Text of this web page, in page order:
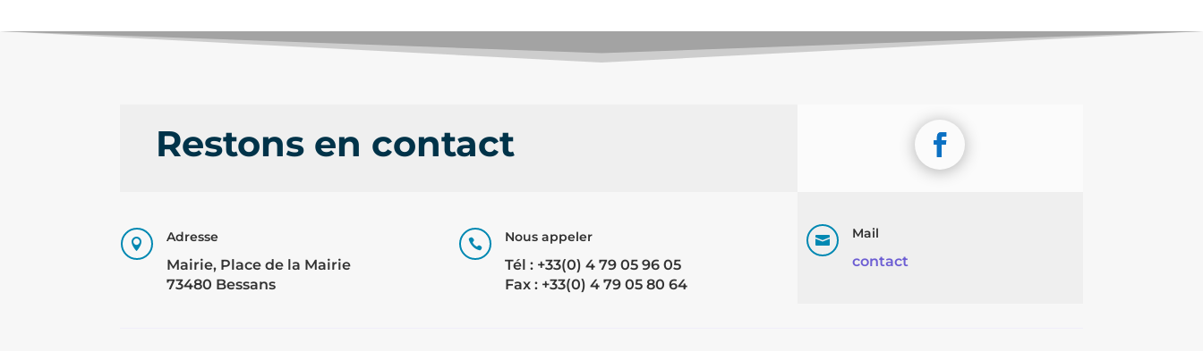
Restons en contact
 Adresse
Mairie, Place de la Mairie
73480 Bessans
 Nous appeler
Tél : +33(0) 4 79 05 96 05
Fax : +33(0) 4 79 05 80 64
 Mail
contact